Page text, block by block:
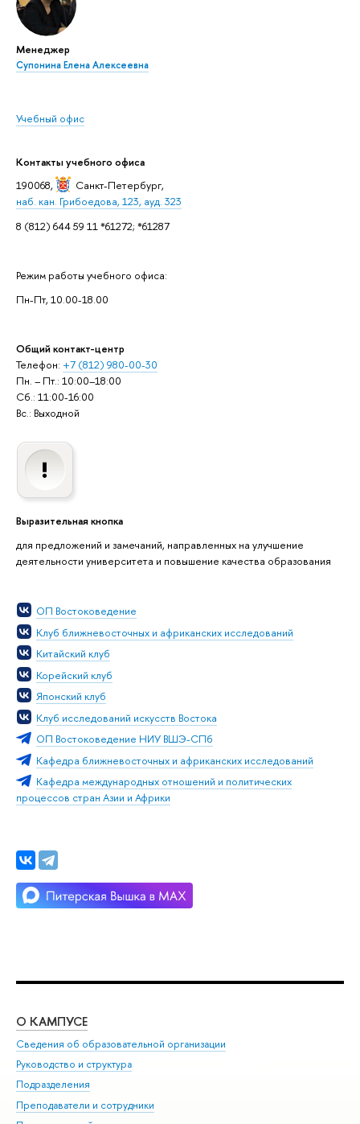
Менеджер
Супонина Елена Алексеевна
Учебный офис
Контакты учебного офиса
190068,
Санкт-Петербург,
наб. кан. Грибоедова, 123, ауд. 323
8 (812) 644 59 11 *61272; *61287
Режим работы учебного офиса:
Пн-Пт, 10.00-18.00
Общий контакт-центр
Телефон: +7 (812) 980-00-30
Пн. – Пт.: 10:00–18:00
Сб.: 11:00-16:00
Вс.: Выходной
Выразительная кнопка
для предложений и замечаний, направленных на улучшение
деятельности университета и повышение качества образования
ОП Востоковедение
Клуб ближневосточных и африканских исследований
Китайский клуб
Корейский клуб
Японский клуб
Клуб исследований искусств Востока
ОП Востоковедение НИУ ВШЭ-СПб
Кафедра ближневосточных и африканских исследований
Кафедра международных отношений и политических
процессов стран Азии и Африки
О КАМПУСЕ
Сведения об образовательной организации
Руководство и структура
Подразделения
Преподаватели и сотрудники